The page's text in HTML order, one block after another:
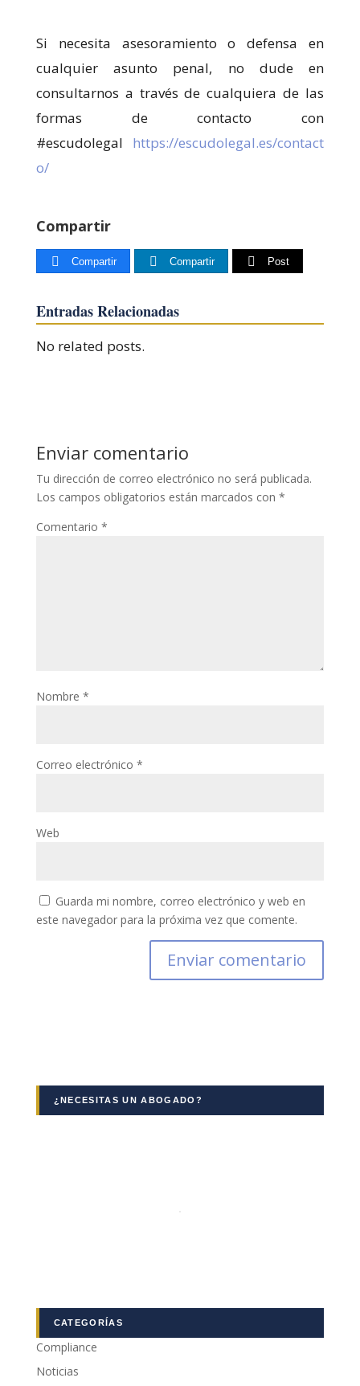
Si necesita asesoramiento o defensa en
cualquier asunto penal, no dude en
consultarnos a través de cualquiera de las
formas de contacto con
#escudolegal https://escudolegal.es/contact
o/
Compartir
Compartir Compartir Post
Entradas Relacionadas
No related posts.
Enviar comentario
Tu dirección de correo electrónico no será publicada.
Los campos obligatorios están marcados con *
Comentario *
Nombre *
Correo electrónico *
Web
Guarda mi nombre, correo electrónico y web en
este navegador para la próxima vez que comente.
¿NECESITAS UN ABOGADO?
CATEGORÍAS
Compliance
Noticias